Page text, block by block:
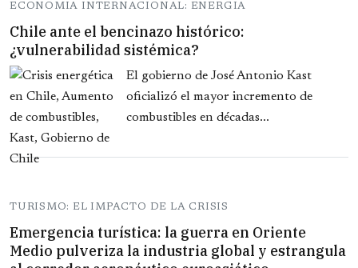
ECONOMIA INTERNACIONAL: ENERGIA
Chile ante el bencinazo histórico:
¿vulnerabilidad sistémica?
El gobierno de José Antonio Kast
oficializó el mayor incremento de
combustibles en décadas...
TURISMO: EL IMPACTO DE LA CRISIS
Emergencia turística: la guerra en Oriente
Medio pulveriza la industria global y estrangula